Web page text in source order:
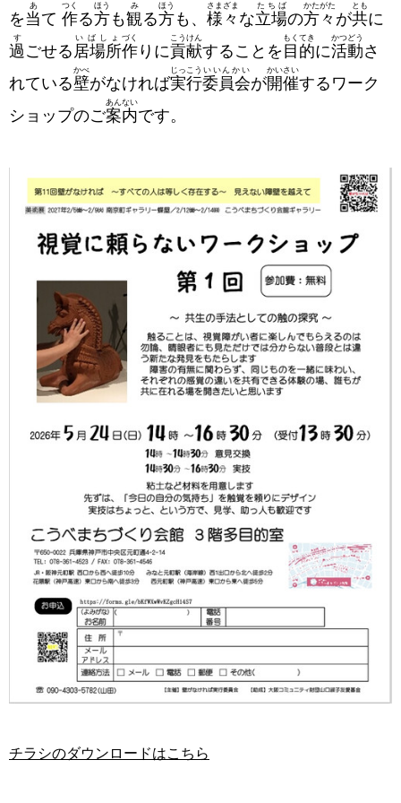
を当
あ
て 作
つく
る方
ほう
も観
み
る方
ほう
も、 様々
さまざま
な立場
たちば
の方々
かたがた
が共
とも
に
過
す
ごせる 居場所
いばしょ
作
づく
りに貢献
こうけん
することを 目的
もくてき
に活動
かつどう
さ
れている壁
かべ
がなければ実行
じっこう
委員会
いいんかい
が開催
かいさい
するワーク
ショップのご案内
あんない
です。
チラシのダウンロードはこちら